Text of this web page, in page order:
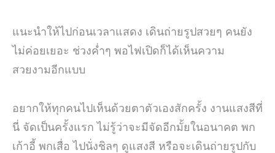
แนะนำให้ไปก่อนเวลาแสดง เดินถ่ายรูปสวยๆ คนยัง
ไม่ค่อยเยอะ ช่วงค่ำๆ พอไฟเปิดก็ได้เห็นความ
สวยงามอีกแบบ
อยากให้ทุกคนไปเห็นด้วยตาตัวเองสักครั้ง งานแสงสีที่
นี่ จัดเป็นครั้งแรก ไม่รู้ว่าจะมีจัดอีกมั้ยในอนาคต พก
เก้าอี้ พกเสื่อ ไปนั่งชิลๆ ดูแสงสี หรือจะเดินถ่ายรูปกับ